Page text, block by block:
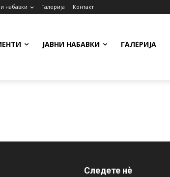
набавки Галерија Контакт
ЈАВНИ НАБАВКИ ГАЛЕРИЈА
Следете нѐ